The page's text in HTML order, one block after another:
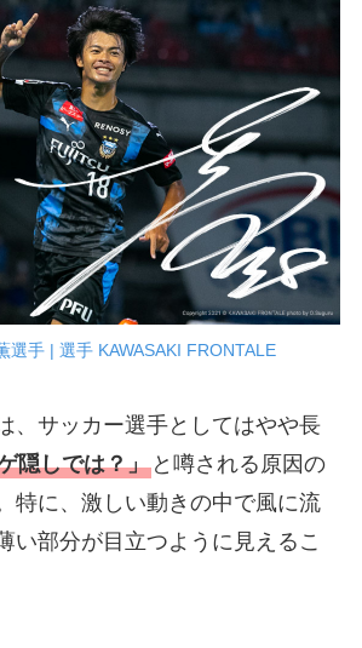
選手 | 選手 KAWASAKI FRONTALE
、サッカー選手としてはやや長
隠しでは？」と噂される原因の
特に、激しい動きの中で風に流
い部分が目立つように見えるこ